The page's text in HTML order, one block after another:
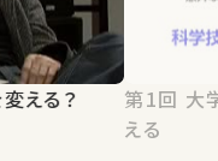
を変える？
第1回 大学と情報-情報が学問を変
える